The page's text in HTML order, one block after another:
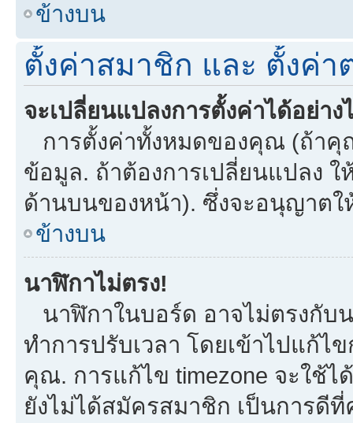
ข้างบน
ตั้งค่าสมาชิก และ ตั้งค่า
จะเปลี่ยนแปลงการตั้งค่าได้อย่าง
การตั้งค่าทั้งหมดของคุณ (ถ้าคุ
ข้อมูล. ถ้าต้องการเปลี่ยนแปลง
ด้านบนของหน้า). ซึ่งจะอนุญาต
ข้างบน
นาฬิกาไม่ตรง!
นาฬิกาในบอร์ด อาจไม่ตรงกั
ทำการปรับเวลา โดยเข้าไปแก้ไ
คุณ. การแก้ไข timezone จะใช้
ยังไม่ได้สมัครสมาชิก เป็นการ